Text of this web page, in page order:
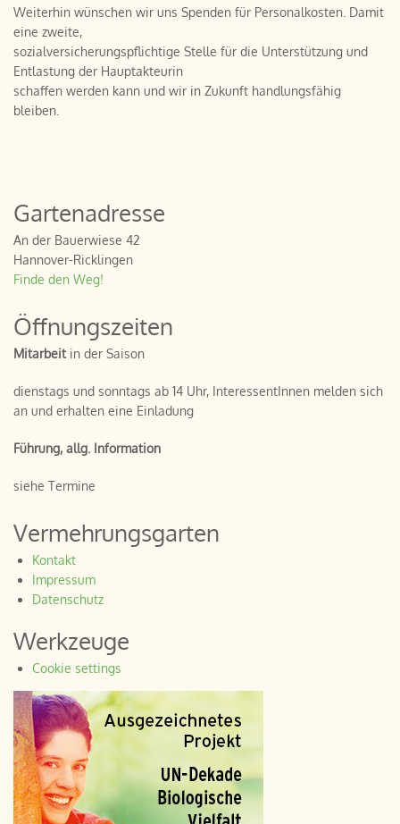
Weiterhin wünschen wir uns Spenden für Personalkosten. Damit
eine zweite,
sozialversicherungspflichtige Stelle für die Unterstützung und
Entlastung der Hauptakteurin
schaffen werden kann und wir in Zukunft handlungsfähig
bleiben.
Gartenadresse
An der Bauerwiese 42
Hannover-Ricklingen
Finde den Weg!
Öffnungszeiten
Mitarbeit in der Saison
dienstags und sonntags ab 14 Uhr, InteressentInnen melden sich
an und erhalten eine Einladung
Führung, allg. Information
siehe Termine
Vermehrungsgarten
Kontakt
Impressum
Datenschutz
Werkzeuge
Cookie settings